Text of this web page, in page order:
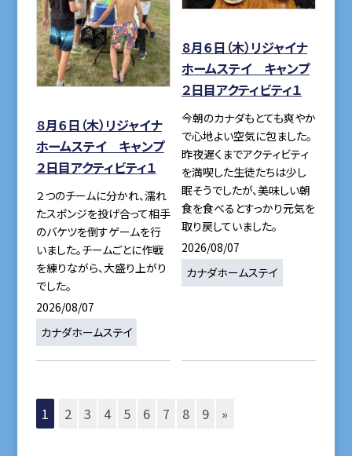
８月６日（木）リジャイナ
ホームステイ キャンプ
２日目アクティビティ１
２つのチームに分かれ、濡れ
たスポンジを投げ合って相手
のバケツを倒すゲームを行
いました。チームごとに作戦
を練りながら、大盛り上がり
でした。
2026/08/07
カナダホームステイ
８月６日（木）リジャイナ
ホームステイ キャンプ
２日目アクティビティ１
今朝のカナダもとても爽やか
で心地よい空気に包ました。
昨夜遅くまでアクティビティ
を満喫した生徒たちは少し
眠そうでしたが、美味しい朝
食を食べるとすっかり元気を
取り戻していました。
2026/08/07
カナダホームステイ
1 2 3 4 5 6 7 8 9 »